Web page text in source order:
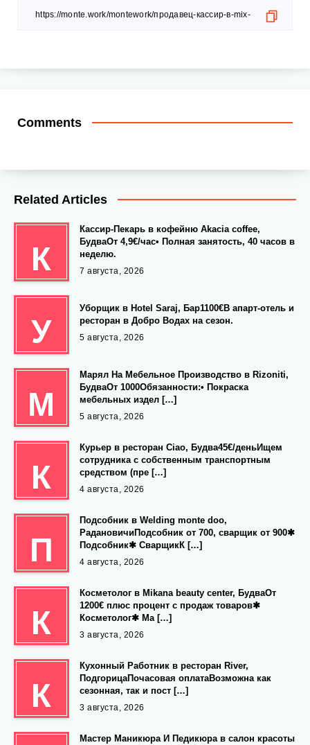
Comments
Related Articles
К
Кассир-Пекарь в кофейню Akacia coffee,
БудваОт 4,9€/час• Полная занятость, 40 часов в
неделю.
7 августа, 2026
У
Уборщик в Hotel Saraj, Бар1100€В апарт-отель и
ресторан в Добро Водах на сезон.
5 августа, 2026
М
Марял На Мебельное Производство в Rizoniti,
БудваОт 1000Обязанности:• Покраска
мебельных издел […]
5 августа, 2026
К
Курьер в ресторан Ciao, Будва45€/деньИщем
сотрудника с собственным транспортным
средством (пре […]
4 августа, 2026
П
Подсобник в Welding monte doo,
РадановичиПодсобник от 700, сварщик от 900✱
Подсобник✱ СварщикК […]
4 августа, 2026
К
Косметолог в Mikana beauty center, БудваОт
1200€ плюс процент с продаж товаров✱
Косметолог✱ Ма […]
3 августа, 2026
К
Кухонный Работник в ресторан River,
ПодгорицаПочасовая оплатаВозможна как
сезонная, так и пост […]
3 августа, 2026
Мастер Маникюра И Педикюра в салон красоты